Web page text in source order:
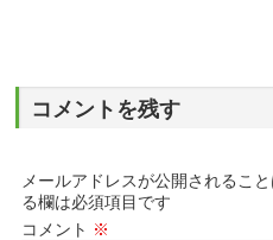
コメントを残す
メールアドレスが公開されること
る欄は必須項目です
コメント ※